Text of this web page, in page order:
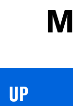
UP